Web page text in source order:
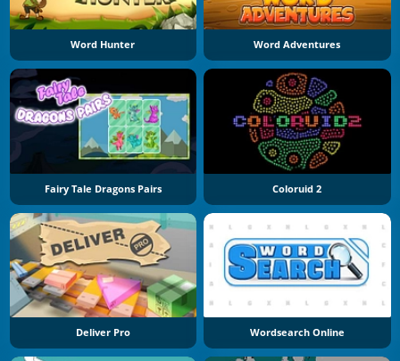
Word Hunter Word Adventures
Fairy Tale Dragons Pairs Coloruid 2
Deliver Pro Wordsearch Online